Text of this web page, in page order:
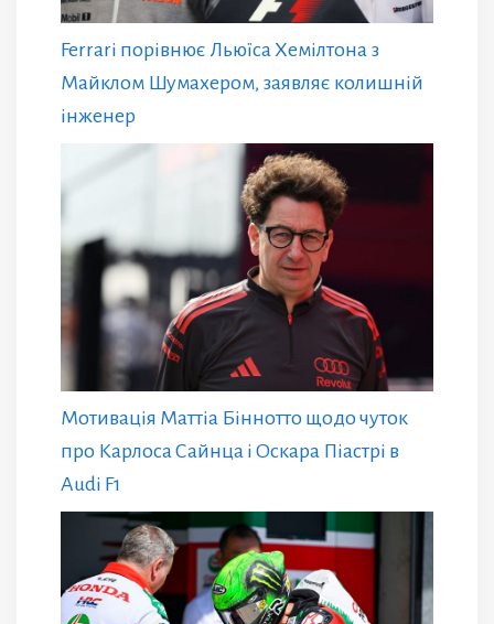
Ferrari порівнює Льюїса Хемілтона з
Майклом Шумахером, заявляє колишній
інженер
Мотивація Маттіа Біннотто щодо чуток
про Карлоса Сайнца і Оскара Піастрі в
Audi F1